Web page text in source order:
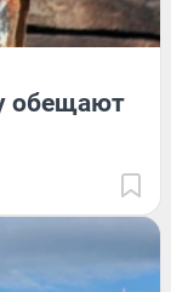
обещают